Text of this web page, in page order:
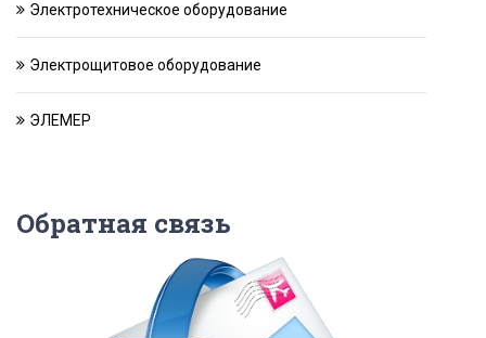
Электротехническое оборудование
Электрощитовое оборудование
ЭЛЕМЕР
Обратная связь